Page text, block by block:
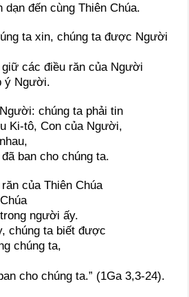
đến cùng Thiên Chúa.
ta xin, chúng ta được Người
các điều răn của Người
ý Người.
chúng ta phải tin
Ki-tô, Con của Người,
ban cho chúng ta.
của Thiên Chúa
người ấy.
chúng ta biết được
chúng ta,
cho chúng ta.” (1Ga 3,3-24).